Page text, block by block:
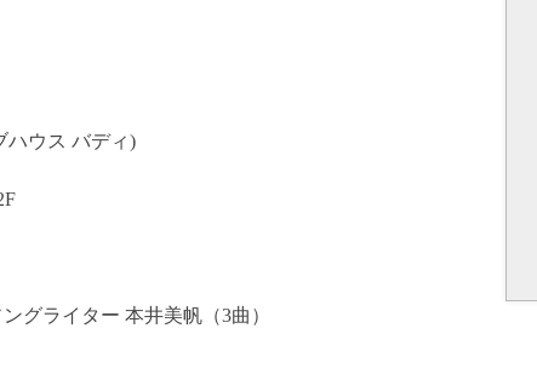
ハウス バディ)
グライター 本井美帆（3曲）